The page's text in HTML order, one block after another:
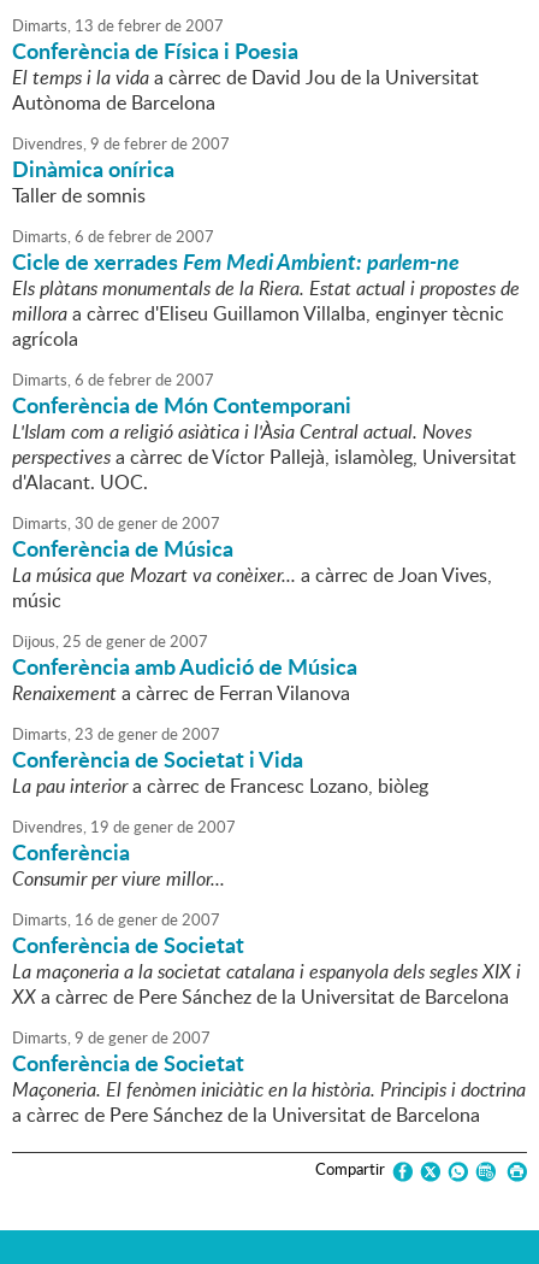
Dimarts, 13 defebrerde2007
Conferència de Física i Poesia
El temps i la vidaa càrrec de David Jou de la Universitat
Autònoma de Barcelona
Divendres,9 defebrerde2007
Dinàmica onírica
Taller de somnis
Dimarts,6 defebrerde2007
Cicle de xerradesFem Medi Ambient: parlem-ne
Els plàtans monumentals de la Riera. Estat actual i propostes de
milloraa càrrec d'Eliseu Guillamon Villalba, enginyer tècnic
agrícola
Dimarts,6 defebrerde2007
Conferència de Món Contemporani
L'Islam com a religió asiàtica i l'Àsia Central actual. Noves
perspectivesa càrrec de Víctor Pallejà, islamòleg, Universitat
d'Alacant. UOC.
Dimarts,30 degenerde2007
Conferència de Música
La música que Mozart va conèixer... a càrrec de Joan Vives,
músic
Dijous,25 degenerde2007
Conferència amb Audició de Música
Renaixementa càrrec de Ferran Vilanova
Dimarts,23 degenerde2007
Conferència de Societat i Vida
La pau interiora càrrec de Francesc Lozano, biòleg
Divendres, 19 degenerde2007
Conferència
Consumir per viure millor...
Dimarts, 16 degenerde2007
Conferència de Societat
La maçoneria a la societat catalana i espanyola dels segles XIX i
XXa càrrec de Pere Sánchez de la Universitat de Barcelona
Dimarts,9 degenerde2007
Conferència de Societat
Maçoneria. El fenòmen iniciàtic en la història. Principis i doctrina
a càrrec de Pere Sánchez de la Universitat de Barcelona
Compartir